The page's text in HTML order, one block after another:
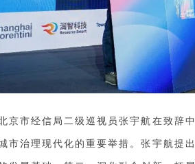
京市经信局二级巡视员张宇航在致辞
市治理现代化的重要举措。张宇航提